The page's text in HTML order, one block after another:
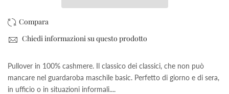
Chiedi informazioni su questo prodotto
Pullover in 100% cashmere. Il classico dei classici, che non può
mancare nel guardaroba maschile basic. Perfetto di giorno e di sera,
in ufficio o in situazioni informali....